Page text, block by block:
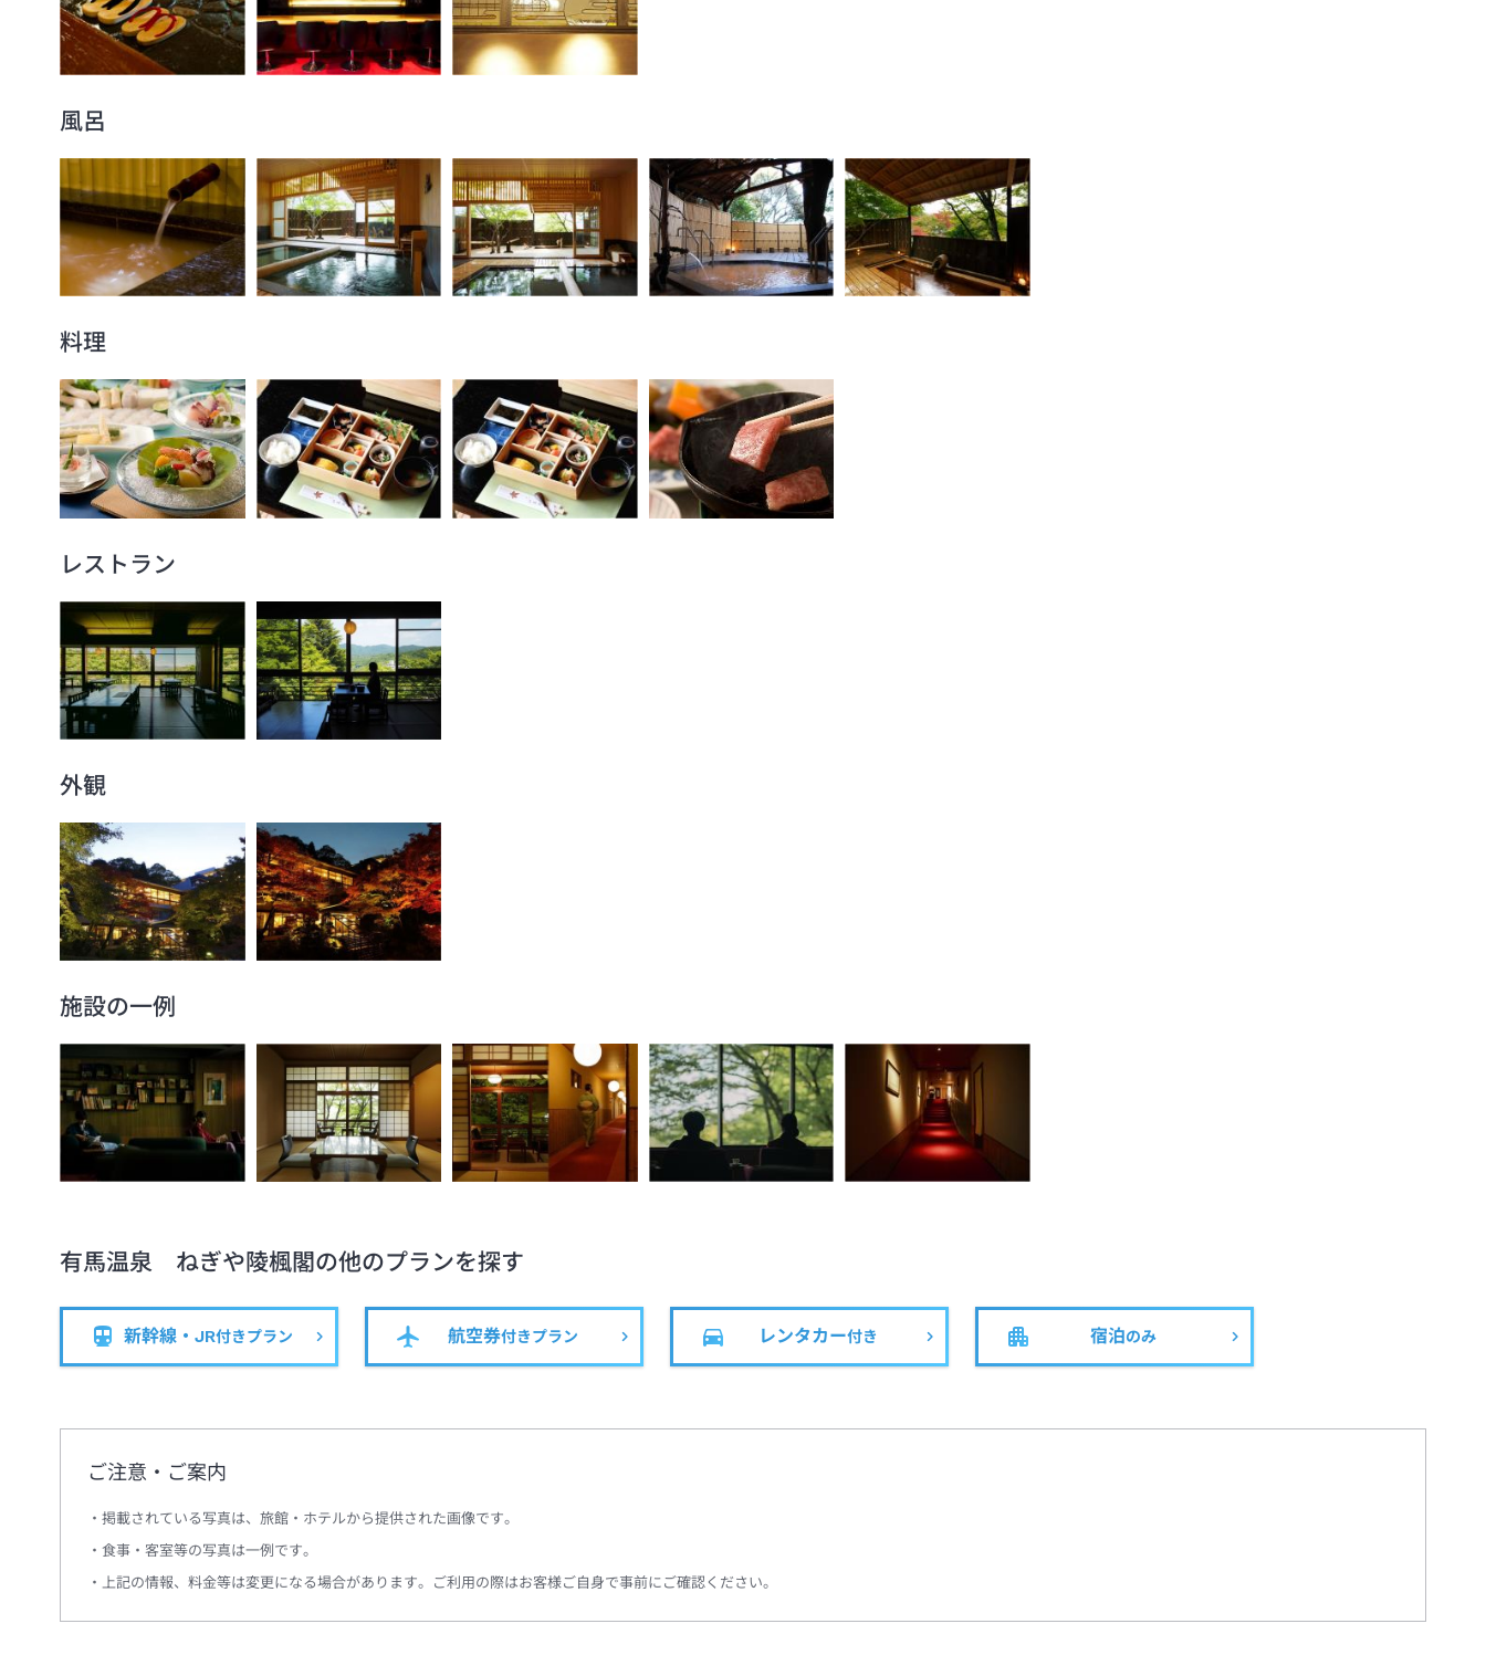
風呂
料理
レストラン
外観
施設の一例
有馬温泉 ねぎや陵楓閣の他のプランを探す
新幹線・JR付きプラン 航空券付きプラン レンタカー付き 宿泊のみ
ご注意・ご案内
掲載されている写真は、旅館・ホテルから提供された画像です。
食事・客室等の写真は一例です。
上記の情報、料金等は変更になる場合があります。ご利用の際はお客様ご自身で事前にご確認ください。